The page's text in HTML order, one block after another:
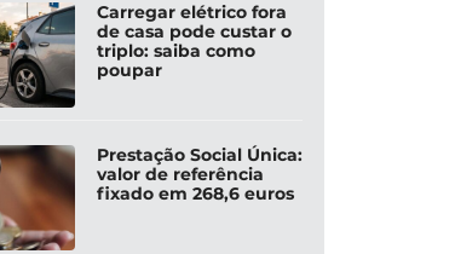
Carregar elétrico fora
de casa pode custar o
triplo: saiba como
poupar
Prestação Social Única:
valor de referência
fixado em 268,6 euros